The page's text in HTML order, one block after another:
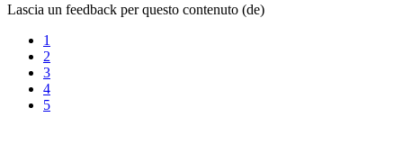
Lascia un feedback per questo contenuto (de)
1
2
3
4
5